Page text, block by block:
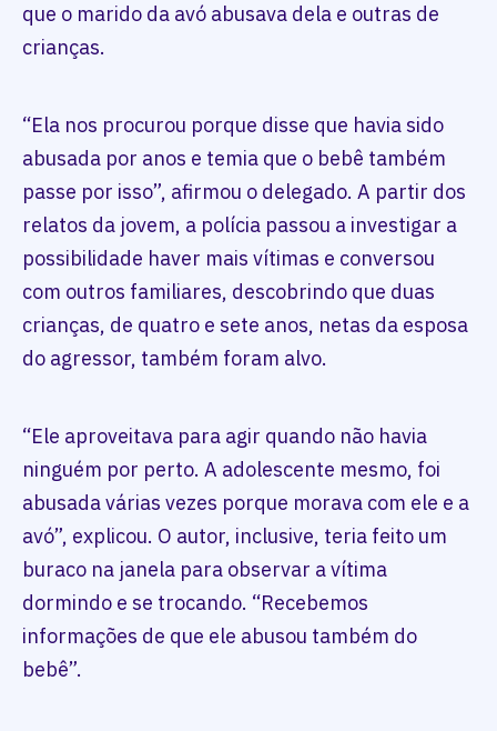
que o marido da avó abusava dela e outras de
crianças.
“Ela nos procurou porque disse que havia sido
abusada por anos e temia que o bebê também
passe por isso”, afirmou o delegado. A partir dos
relatos da jovem, a polícia passou a investigar a
possibilidade haver mais vítimas e conversou
com outros familiares, descobrindo que duas
crianças, de quatro e sete anos, netas da esposa
do agressor, também foram alvo.
“Ele aproveitava para agir quando não havia
ninguém por perto. A adolescente mesmo, foi
abusada várias vezes porque morava com ele e a
avó”, explicou. O autor, inclusive, teria feito um
buraco na janela para observar a vítima
dormindo e se trocando. “Recebemos
informações de que ele abusou também do
bebê”.